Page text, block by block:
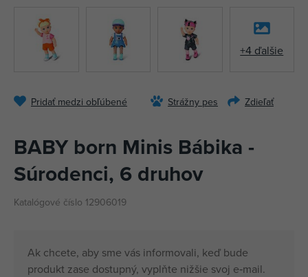
+4 ďalšie
Pridať medzi obľúbené Strážny pes Zdieľať
BABY born Minis Bábika -
Súrodenci, 6 druhov
Katalógové číslo 12906019
Ak chcete, aby sme vás informovali, keď bude
produkt zase dostupný, vyplňte nižšie svoj e‑mail.